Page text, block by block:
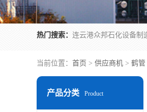
热门搜索：
当前位置： 首页 > 供应商机 > 鹤管
产品分类 Product